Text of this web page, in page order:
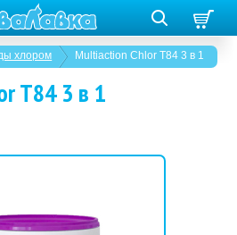
хлором Multiaction Chlor T84 3 в 1
T84 3 в 1